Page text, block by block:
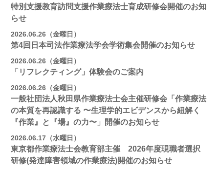
特別支援教育訪問支援作業療法士育成研修会開催のお知
らせ
2026.06.26（金曜日）
第4回日本司法作業療法学会学術集会開催のお知らせ
2026.06.26（金曜日）
「リフレクティング」体験会のご案内
2026.06.26（金曜日）
一般社団法人秋田県作業療法士会主催研修会「作業療法
の本質を再認識する 〜生理学的エビデンスから紐解く
『作業』と『場』の力〜」開催のお知らせ
2026.06.17（水曜日）
東京都作業療法士会教育部主催 2026年度現職者選択
研修(発達障害領域の作業療法)開催のお知らせ